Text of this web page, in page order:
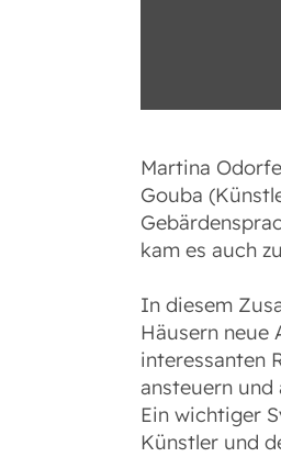
Martina
Gouba
kam es auch
In diesem
Häusern neue
interessanten
ansteuern und
Ein wichtiger
Künstler und